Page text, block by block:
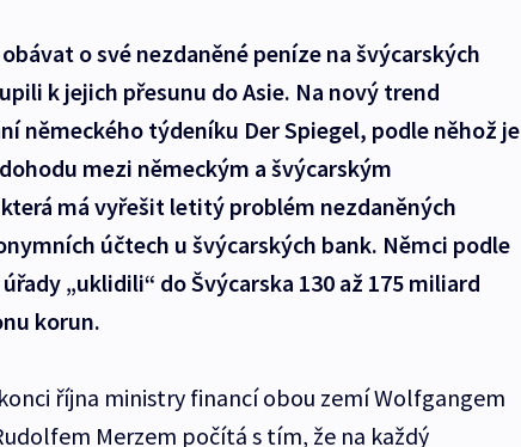
o své nezdaněné peníze na švýcarských
k jejich přesunu do Asie. Na nový trend
německého týdeníku Der Spiegel, podle něhož je
mezi německým a švýcarským
má vyřešit letitý problém nezdaněných
účtech u švýcarských bank. Němci podle
„uklidili“ do Švýcarska 130 až 175 miliard
korun.
října ministry financí obou zemí Wolfgangem
Merzem počítá s tím, že na každý